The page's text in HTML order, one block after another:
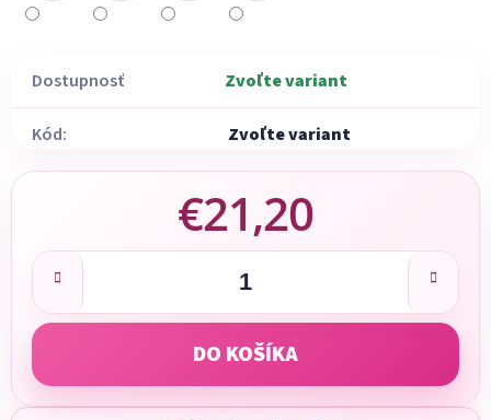
Dostupnosť Zvoľte variant
Kód: Zvoľte variant
€21,20
Jednotková cena:
DO KOŠÍKA